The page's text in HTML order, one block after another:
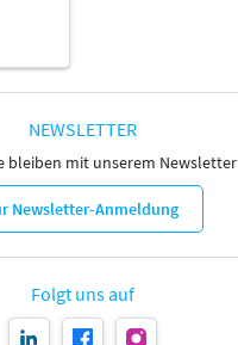
NEWSLETTER
bleiben mit unserem Newsletter
Newsletter-Anmeldung
Folgt uns auf